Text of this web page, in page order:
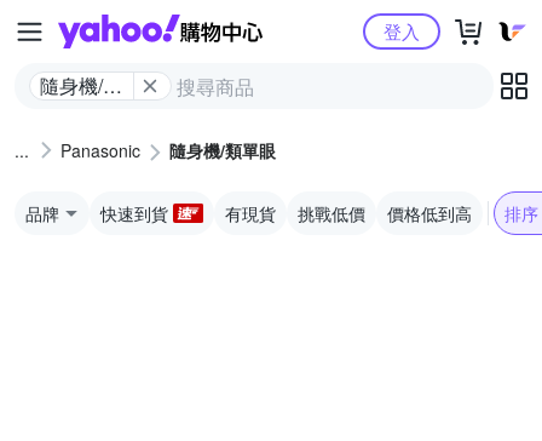
Yahoo購物中心
隨身機/類
登入
Panasonic 隨身機/類單眼
品牌 快速到貨 有現貨 挑戰低價 價格低到高 排序